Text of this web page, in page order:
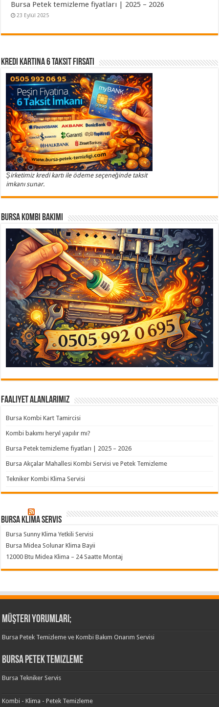
Bursa Petek temizleme fiyatları | 2025 – 2026
23 Eylül 2025
Kredi Kartına 6 Taksit Fırsatı
Şirketimiz kredi kartı ile ödeme seçeneğinde taksit
imkanı sunar.
Bursa Kombi Bakımı
Faaliyet Alanlarımız
Bursa Kombi Kart Tamircisi
Kombi bakımı heryıl yapılır mı?
Bursa Petek temizleme fiyatları | 2025 – 2026
Bursa Akçalar Mahallesi Kombi Servisi ve Petek Temizleme
Tekniker Kombi Klima Servisi
Bursa klima servis
Bursa Sunny Klima Yetkili Servisi
Bursa Midea Solunar Klima Bayii
12000 Btu Midea Klima – 24 Saatte Montaj
Müşteri Yorumları;
Bursa Petek Temizleme ve Kombi Bakım Onarım Servisi
Bursa Petek Temizleme
Bursa Tekniker Servis
Kombi - Klima - Petek Temizleme